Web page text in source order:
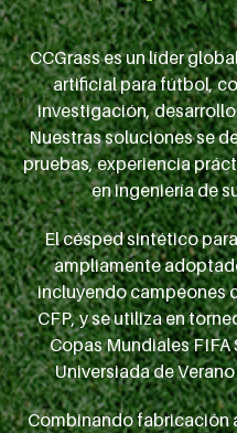
CCGrass es un líder
artificial para fútbol,
investigación,
Nuestras soluciones se
pruebas, experiencia
en ingeniería de
El césped sintético
ampliamente
incluyendo campeones
CFP, y se utiliza en
Copas Mundiales FIFA
Universiada de
Combinando fabricación